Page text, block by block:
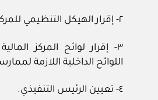
٢- إقرار الهيكل التنظيمي للمركز.
٣- إقرار لوائح المركز
اللوائح الداخلية اللازمة
٤- تعيين الرئيس التنفيذي.